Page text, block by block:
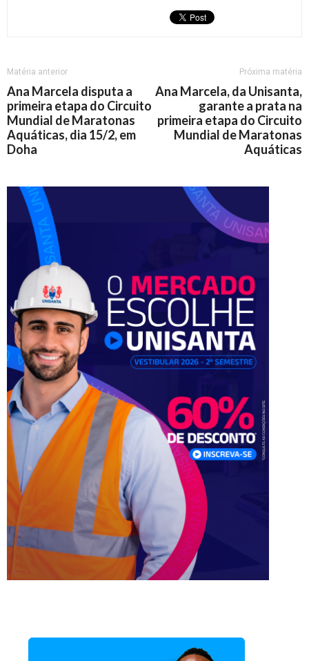
Matéria anterior
Ana Marcela disputa a
primeira etapa do Circuito
Mundial de Maratonas
Aquáticas, dia 15/2, em
Doha
Próxima matéria
Ana Marcela, da Unisanta,
garante a prata na
primeira etapa do Circuito
Mundial de Maratonas
Aquáticas